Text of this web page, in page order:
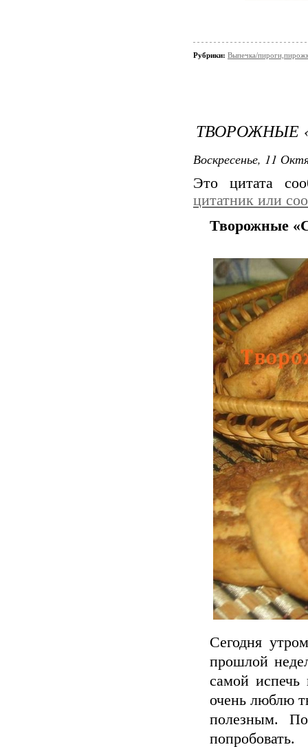
Рубрики: Выпечка/
ТВОРОЖНЫЕ
Воскресенье, 11
Это цитата
цитатник или
Творожные
Сегодня
прошлой
самой испечь
очень люблю
полезным.
попробовать.